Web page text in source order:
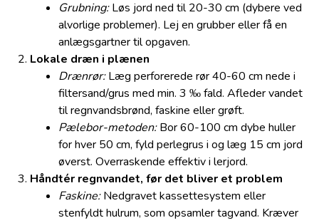
Grubning:Løs jord ned til 20-30 cm (dybere ved
alvorlige problemer). Lej en grubber eller få en
anlægsgartner til opgaven.
Lokale dræn i plænen
Drænrør:Læg perforerede rør 40-60 cm nede i
filtersand/grus med min. 3 ‰ fald. Afleder vandet
til regnvandsbrønd, faskine eller grøft.
Pælebor-metoden:Bor 60-100 cm dybe huller
for hver 50 cm, fyld perlegrus i og læg 15 cm jord
øverst. Overraskende effektiv i lerjord.
Håndtér regnvandet, før det bliver et problem
Faskine:Nedgravet kassettesystem eller
stenfyldt hulrum, som opsamler tagvand. Kræver